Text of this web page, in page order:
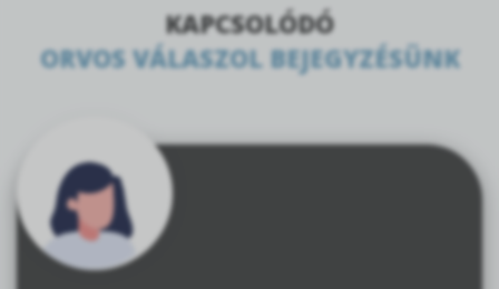
KAPCSOLÓDÓ
ORVOS VÁLASZOL BEJEGYZÉSÜNK